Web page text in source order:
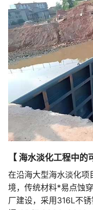
【 海水淡化工程中的
在沿海大型海水淡化项
境，传统材料*易点蚀
厂建设，采用316L不